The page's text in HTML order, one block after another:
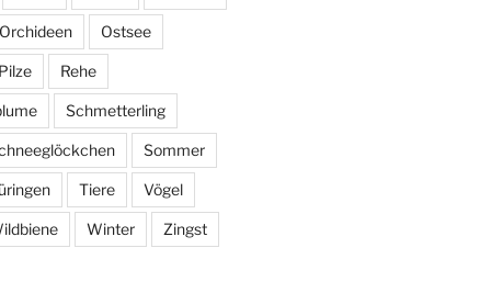
Ostsee
Rehe
Schmetterling
Sommer
Tiere Vögel
Winter Zingst